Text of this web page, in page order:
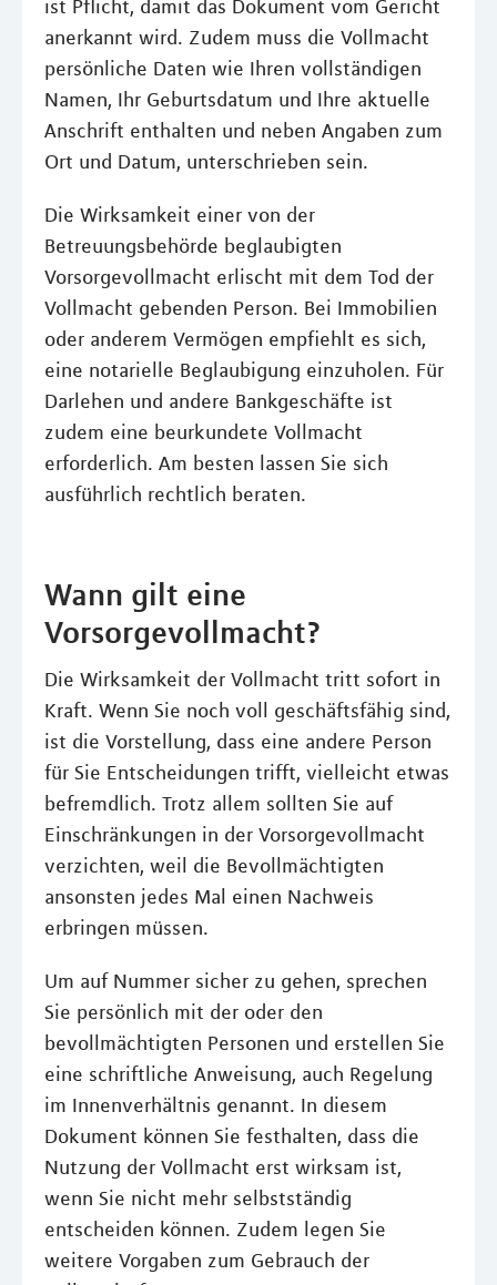
ist Pflicht, damit das Dokument vom Gericht
anerkannt wird. Zudem muss die Vollmacht
persönliche Daten wie Ihren vollständigen
Namen, Ihr Geburtsdatum und Ihre aktuelle
Anschrift enthalten und neben Angaben zum
Ort und Datum, unterschrieben sein.
Die Wirksamkeit einer von der
Betreuungsbehörde beglaubigten
Vorsorgevollmacht erlischt mit dem Tod der
Vollmacht gebenden Person. Bei Immobilien
oder anderem Vermögen empfiehlt es sich,
eine notarielle Beglaubigung einzuholen. Für
Darlehen und andere Bankgeschäfte ist
zudem eine beurkundete Vollmacht
erforderlich. Am besten lassen Sie sich
ausführlich rechtlich beraten.
Wann gilt eine
Vorsorgevollmacht?
Die Wirksamkeit der Vollmacht tritt sofort in
Kraft. Wenn Sie noch voll geschäftsfähig sind,
ist die Vorstellung, dass eine andere Person
für Sie Entscheidungen trifft, vielleicht etwas
befremdlich. Trotz allem sollten Sie auf
Einschränkungen in der Vorsorgevollmacht
verzichten, weil die Bevollmächtigten
ansonsten jedes Mal einen Nachweis
erbringen müssen.
Um auf Nummer sicher zu gehen, sprechen
Sie persönlich mit der oder den
bevollmächtigten Personen und erstellen Sie
eine schriftliche Anweisung, auch Regelung
im Innenverhältnis genannt. In diesem
Dokument können Sie festhalten, dass die
Nutzung der Vollmacht erst wirksam ist,
wenn Sie nicht mehr selbstständig
entscheiden können. Zudem legen Sie
weitere Vorgaben zum Gebrauch der